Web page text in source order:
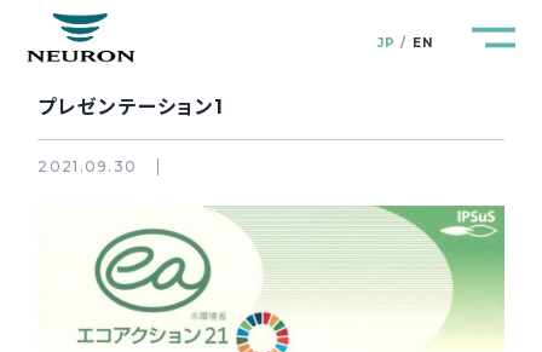
JP EN
管路防災研究所 Pipeline Resilience Lab.
企業情報 Company
プレゼンテーション1
2021.09.30